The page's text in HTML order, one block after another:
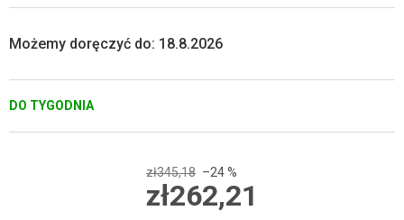
DO TYGODNIA
Możemy doręczyć do: 18.8.2026
zł345,18 –24 %
zł262,21